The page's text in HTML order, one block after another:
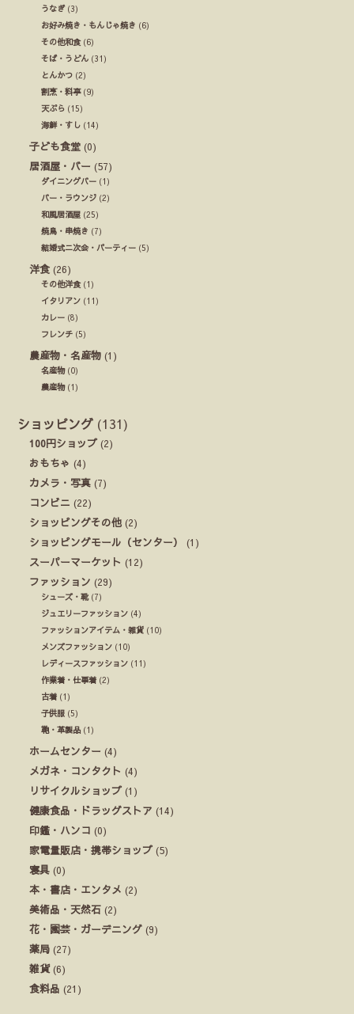
うなぎ(3)
お好み焼き・もんじゃ焼き (6)
その他和食(6)
そば・うどん (31)
とんかつ (2)
割烹・料亭(9)
天ぷら (15)
海鮮・すし (14)
子ども食堂 (0)
居酒屋・バー (57)
ダイニングバー (1)
バー・ラウンジ (2)
和風居酒屋 (25)
焼鳥・串焼き (7)
結婚式ニ次会・パーティー (5)
洋食 (26)
その他洋食(1)
イタリアン (11)
カレー (8)
フレンチ (5)
農産物・名産物 (1)
名産物(0)
農産物(1)
ショッピング (131)
100円ショップ (2)
おもちゃ (4)
カメラ・写真 (7)
コンビニ (22)
ショッピングその他 (2)
ショッピングモール（センター）
(1)
スーパーマーケット (12)
ファッション (29)
シューズ・靴(7)
ジュエリーファッション (4)
ファッションアイテム・雑貨 (10)
メンズファッション (10)
レディースファッション (11)
作業着・仕事着 (2)
古着 (1)
子供服 (5)
鞄・革製品 (1)
ホームセンター (4)
メガネ・コンタクト (4)
リサイクルショップ (1)
健康食品・ドラッグストア (14)
印鑑・ハンコ (0)
家電量販店・携帯ショップ (5)
寝具 (0)
本・書店・エンタメ (2)
美術品・天然石 (2)
花・園芸・ガーデニング (9)
薬局 (27)
雑貨(6)
食料品 (21)